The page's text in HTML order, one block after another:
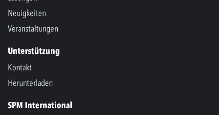
Neuigkeiten
Veranstaltungen
Unterstützung
Kontakt
Herunterladen
SPM International